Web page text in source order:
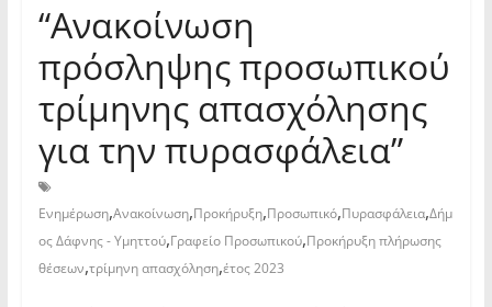
“Ανακοίνωση
πρόσληψης προσωπικού
τρίμηνης απασχόλησης
για την πυρασφάλεια”
Ενημέρωση,Ανακοίνωση,Προκήρυξη,Προσωπικό,Πυρασφάλεια,Δήμ
ος Δάφνης - Υμηττού,Γραφείο Προσωπικού,Προκήρυξη πλήρωσης
θέσεων,τρίμηνη απασχόληση,έτος 2023